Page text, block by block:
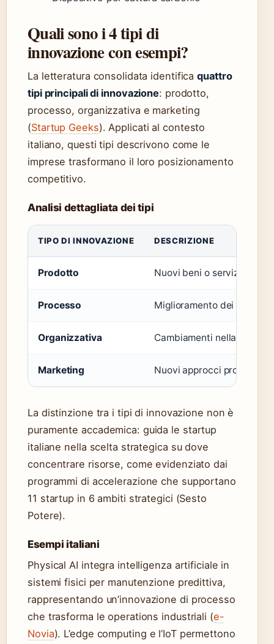
Quali sono i 4 tipi di
innovazione con esempi?
La letteratura consolidata identificaquattro
tipi principali di innovazione: prodotto,
processo, organizzativa e marketing
(Startup Geeks). Applicati al contesto
italiano, questi tipi descrivono come le
imprese trasformano il loro posizionamento
competitivo.
Analisi dettagliata dei tipi
TIPO DI INNOVAZIONE DESCRIZIONE
Prodotto Nuovi beni o servizi offerti
Processo Miglioramento dei metodi
Organizzativa Cambiamenti nella
Marketing Nuovi approcci
La distinzione tra i tipi di innovazione non è
puramente accademica: guida le startup
italiane nella scelta strategica su dove
concentrare risorse, come evidenziato dai
programmi di accelerazione che supportano
11 startup in 6 ambiti strategici (Sesto
Potere).
Esempi italiani
Physical AI integra intelligenza artificiale in
sistemi fisici per manutenzione predittiva,
rappresentando un’innovazione di processo
che trasforma le operations industriali (e-
Novia). L’edge computing e l’IoT permettono